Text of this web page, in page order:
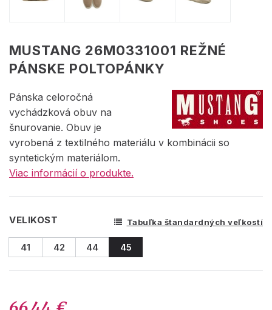
MUSTANG 26M0331001 REŽNÉ
PÁNSKE POLTOPÁNKY
Pánska celoročná
vychádzková obuv na
šnurovanie. Obuv je
vyrobená z textilného materiálu v kombinácii so
syntetickým materiálom.
Viac informácií o produkte.
VELIKOST Tabuľka štandardných veľkostí
41 42 44 45